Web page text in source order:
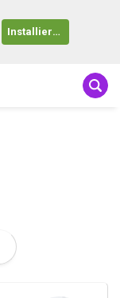
Installieren